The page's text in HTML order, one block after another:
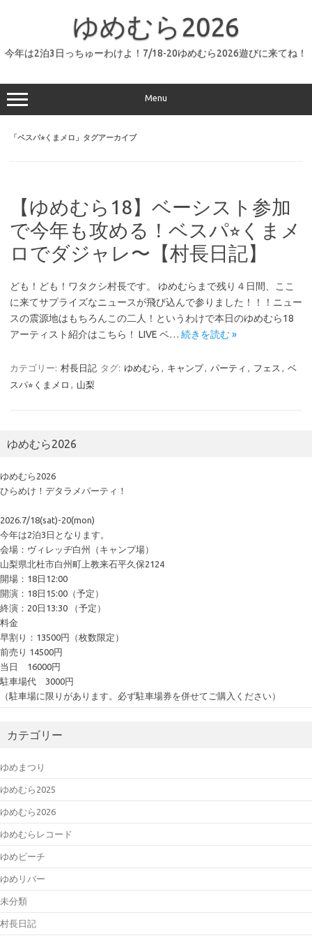
へ
ッ
プ
ゆめむら2026
今年は2泊3日っちゅーわけよ！7/18-20ゆめむら2026遊びに来てね！
Menu
「ベスパ⭐︎くまメロ 」タグアーカイブ
【ゆめむら18】ベーシスト参加
で今年も攻める！ベスパ⭐︎くまメ
ロでダジャレ〜【村長日記】
ども！ども！ワタクシ村長です。 ゆめむらまで残り４日間、ここ
に来てサプライズなニュースが飛び込んで参りました！！！ニュー
スの震源地はもちろんこの二人！というわけで本日のゆめむら18
アーティスト紹介はこちら！ LIVE ベ… 続きを読む »
カテゴリー: 村長日記 タグ: ゆめむら , キャンプ, パーティ , フェス , ベ
スパ⭐︎くまメロ , 山梨
ゆめむら2026
ゆめむら2026
ひらめけ！デタラメパーティ！
2026.7/18(sat)-20(mon)
今年は2泊3日となります。
会場：ヴィレッヂ白州（キャンプ場）
山梨県北杜市白州町上教来石平久保2124
開場：18日12:00
開演：18日15:00（予定）
終演：20日13:30 （予定）
料金
早割り：13500円（枚数限定）
前売り 14500円
当日 16000円
駐車場代 3000円
（駐車場に限りがあります。必ず駐車場券を併せてご購入ください）
カテゴリー
ゆめまつり
ゆめむら2025
ゆめむら2026
ゆめむらレコード
ゆめビーチ
ゆめリバー
未分類
村長日記